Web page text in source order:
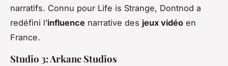
narratifs. Connu pour Life is Strange, Dontnod a
redéfini l’influence narrative des jeux vidéo en
France.
Studio 3: Arkane Studios